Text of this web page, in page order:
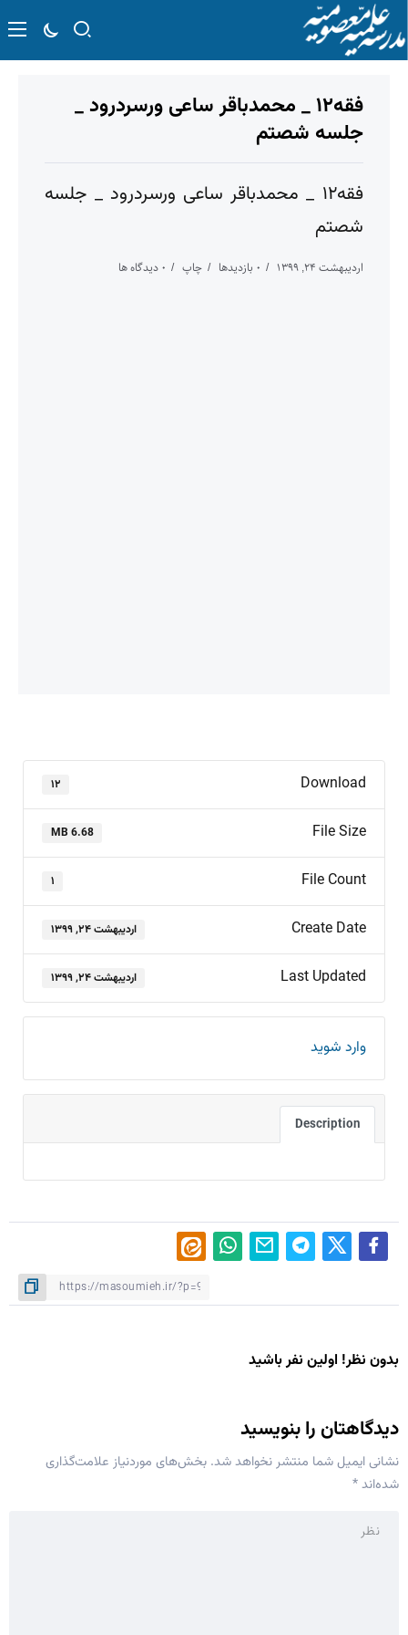
فقه۱۲ _ محمدباقر ساعی ورسردرود _
جلسه شصتم
فقه۱۲ _ محمدباقر ساعی ورسردرود _ جلسه
شصتم
اردیبهشت ۲۴, ۱۳۹۹ ۰ بازدیدها چاپ ۰ دیدگاه ها
Download ۱۲
File Size
6.68 MB
File Count ۱
Create Date اردیبهشت ۲۴, ۱۳۹۹
Last Updated اردیبهشت ۲۴, ۱۳۹۹
وارد شوید
Description
بدون نظر! اولین نفر باشید
دیدگاهتان را بنویسید
نشانی ایمیل شما منتشر نخواهد شد. بخش‌های موردنیاز علامت‌گذاری
شده‌اند*